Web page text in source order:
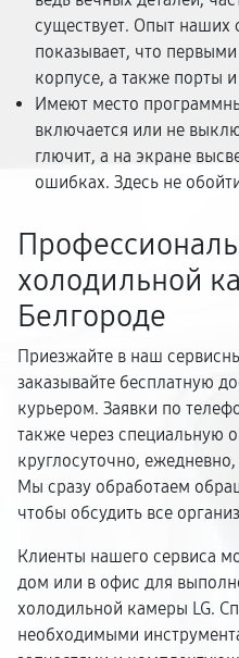
существует. Опыт наших
показывает, что
корпусе, а также порты
Имеют место
включается или не
глючит, а на экране
ошибках. Здесь не
холодильной
Белгороде
Приезжайте в наш
заказывайте бесплатную
курьером. Заявки по
также через специальную
круглосуточно,
Мы сразу обработаем
чтобы обсудить все
Клиенты нашего сервиса
дом или в офис для
холодильной камеры LG.
необходимыми